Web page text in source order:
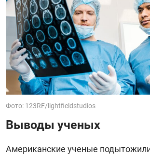
Фото: 123RF/lightfieldstudios
Выводы ученых
Американские ученые